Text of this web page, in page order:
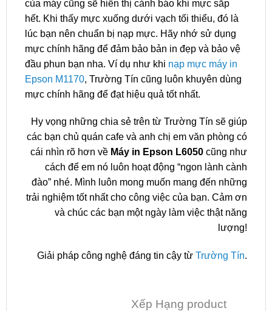
của máy cũng sẽ hiển thị cảnh báo khi mực sắp
hết. Khi thấy mực xuống dưới vạch tối thiểu, đó là
lúc bạn nên chuẩn bị nạp mực. Hãy nhớ sử dụng
mực chính hãng để đảm bảo bản in đẹp và bảo vệ
đầu phun bạn nha. Ví dụ như khi nạp mực máy in
Epson M1170, Trường Tín cũng luôn khuyên dùng
mực chính hãng để đạt hiệu quả tốt nhất.
Hy vọng những chia sẻ trên từ Trường Tín sẽ giúp
các bạn chủ quán cafe và anh chị em văn phòng có
cái nhìn rõ hơn về Máy in Epson L6050 cũng như
cách để em nó luôn hoạt động “ngon lành cành
đào” nhé. Mình luôn mong muốn mang đến những
trải nghiệm tốt nhất cho công việc của bạn. Cảm ơn
và chúc các bạn một ngày làm việc thật năng
lượng!
Giải pháp công nghệ đáng tin cậy từTrường Tín.
Xếp Hạng product